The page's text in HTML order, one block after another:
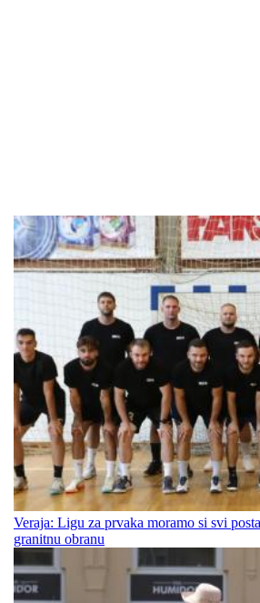
Veraja: Ligu za prvaka moramo si svi
granitnu obranu